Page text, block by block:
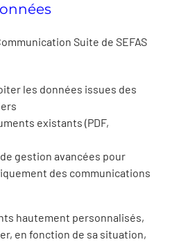
Suite de SEFAS
les données issues des
existants (PDF,
gestion avancées pour
des communications
hautement personnalisés,
en fonction de sa situation,